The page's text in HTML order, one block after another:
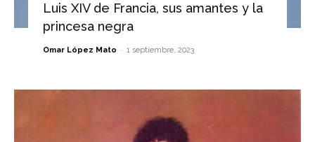
Luis XIV de Francia, sus amantes y la
princesa negra
Omar López Mato - 1 septiembre, 2023